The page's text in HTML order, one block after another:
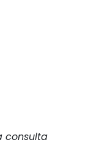
consulta